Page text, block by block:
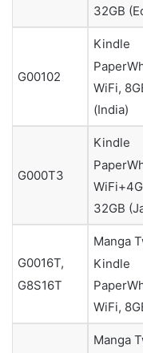
32GB
G00102
Kindle
WiFi,
(India)
G000T3
Kindle
32GB
G0016T,
G8S16T
Manga
Kindle
WiFi,
Manga